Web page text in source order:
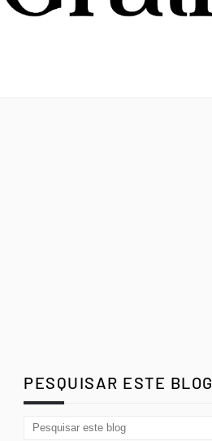
PESQUISAR ESTE BLOG